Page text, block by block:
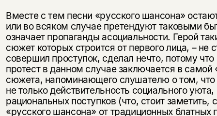
Вместе с тем песни «русского шансона»
или во всяком случае претендуют таковыми
означает пропаганды асоциальности. Герой
сюжет которых строится от первого лица, – не
совершил проступок, сделал нечто, потому
протест в данном случае заключается в
сюжета, напоминающего слушателю о том, что
не только действительность социального
рациональных поступков (что, стоит заметить,
«русского шансона» от традиционных